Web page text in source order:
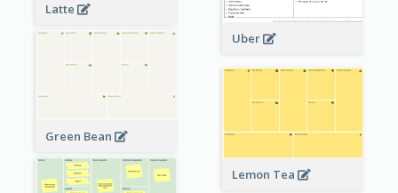
Latte
Uber
Green Bean
Lemon Tea